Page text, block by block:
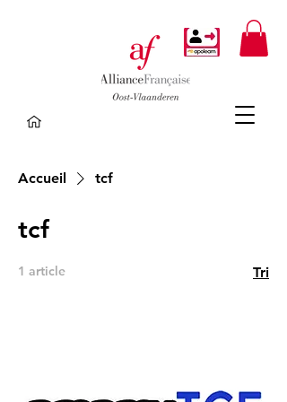
Accueil tcf
tcf
1 article Tri